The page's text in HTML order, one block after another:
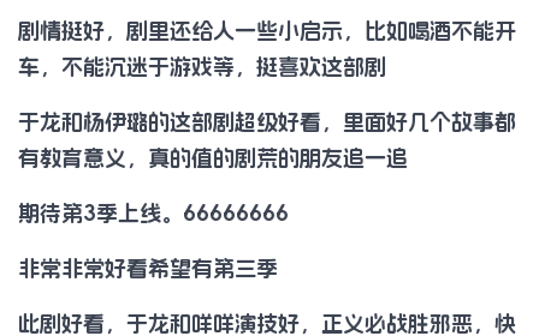
剧情挺好，剧里还给人一些小启示，比如喝酒不能开
车，不能沉迷于游戏等，挺喜欢这部剧
于龙和杨伊璐的这部剧超级好看，里面好几个故事都
有教育意义，真的值的剧荒的朋友追一追
期待第3季上线。66666666
非常非常好看希望有第三季
此剧好看，于龙和咩咩演技好，正义必战胜邪恶，快